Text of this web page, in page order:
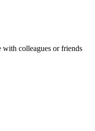
with colleagues or friends